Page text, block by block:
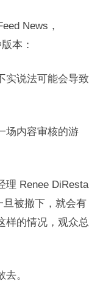
News，
本：
实说法可能会导致
场内容审核的游
理 Renee DiResta
旦被撤下，就会有
样的情况，观众总
。